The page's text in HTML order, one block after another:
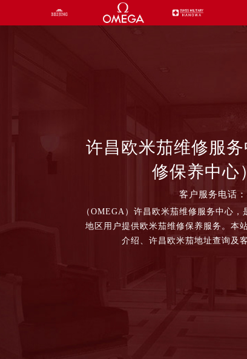
许昌欧米茄维修服
修保养中心
客户服务电话
（OMEGA）许昌欧米茄维修服务中心
地区用户提供欧米茄维修保养服务。本
介绍、许昌欧米茄地址查询及
欧米茄官方全国统一服务热线